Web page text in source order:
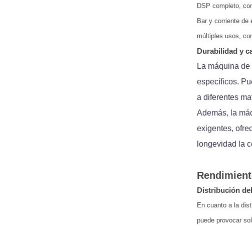
DSP completo,
Bar y corriente de
múltiples usos,
Durabilidad y
La máquina
específicos.
a diferentes
Además, la
exigentes,
longevidad la
Distribución
En cuanto a la
puede provocar